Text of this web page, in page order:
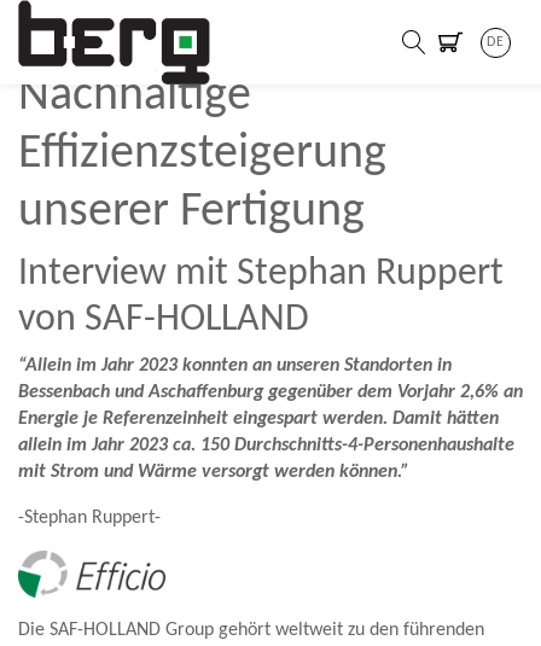
DE
SAF-Holland Group
Nachhaltige
Effizienzsteigerung
unserer Fertigung
Interview mit Stephan Ruppert
von SAF-HOLLAND
“Allein im Jahr 2023 konnten an unseren Standorten in
Bessenbach und Aschaffenburg gegenüber dem Vorjahr 2,6% an
Energie je Referenzeinheit eingespart werden. Damit hätten
allein im Jahr 2023 ca. 150 Durchschnitts-4-Personenhaushalte
mit Strom und Wärme versorgt werden können.”
-Stephan Ruppert-
Die SAF-HOLLAND Group gehört weltweit zu den führenden